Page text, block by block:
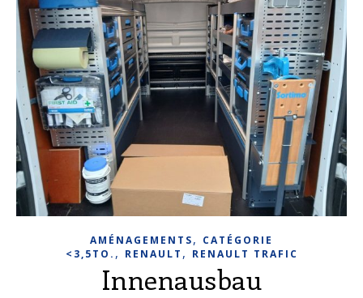
AMÉNAGEMENTS, CATÉGORIE
<3,5TO. , RENAULT , RENAULT TRAFIC
Innenausbau